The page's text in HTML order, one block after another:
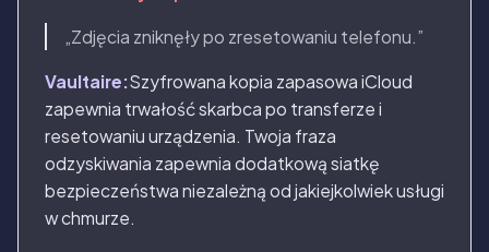
„Zdjęcia zniknęły po zresetowaniu telefonu.”
Vaultaire:Szyfrowana kopia zapasowa iCloud
zapewnia trwałość skarbca po transferze i
resetowaniu urządzenia. Twoja fraza
odzyskiwania zapewnia dodatkową siatkę
bezpieczeństwa niezależną od jakiejkolwiek usługi
w chmurze.